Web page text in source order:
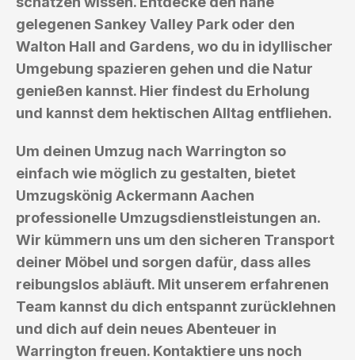
gelegenen Sankey Valley Park oder den
Walton Hall and Gardens, wo du in idyllischer
Umgebung spazieren gehen und die Natur
genießen kannst. Hier findest du Erholung
und kannst dem hektischen Alltag entfliehen.
Um deinen Umzug nach Warrington so
einfach wie möglich zu gestalten, bietet
Umzugskönig Ackermann Aachen
professionelle Umzugsdienstleistungen an.
Wir kümmern uns um den sicheren Transport
deiner Möbel und sorgen dafür, dass alles
reibungslos abläuft. Mit unserem erfahrenen
Team kannst du dich entspannt zurücklehnen
und dich auf dein neues Abenteuer in
Warrington freuen. Kontaktiere uns noch